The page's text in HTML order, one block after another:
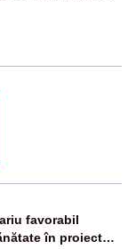
favorabil
în proiectul